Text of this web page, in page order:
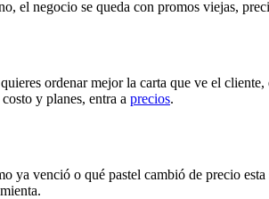
el negocio se queda con promos viejas,
ordenar mejor la carta que ve el cliente,
costo y planes, entra a precios.
venció o qué pastel cambió de precio